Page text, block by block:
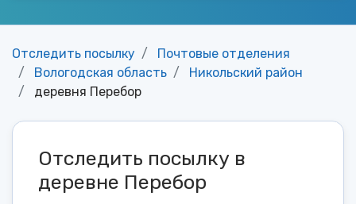
Отследить посылку
Почтовые отделения
Вологодская область
Никольский район
деревня Перебор
Отследить посылку в
деревне Перебор